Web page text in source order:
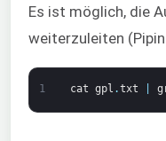
Es ist möglich, die
weiterzuleiten
1 cat gpl .txt